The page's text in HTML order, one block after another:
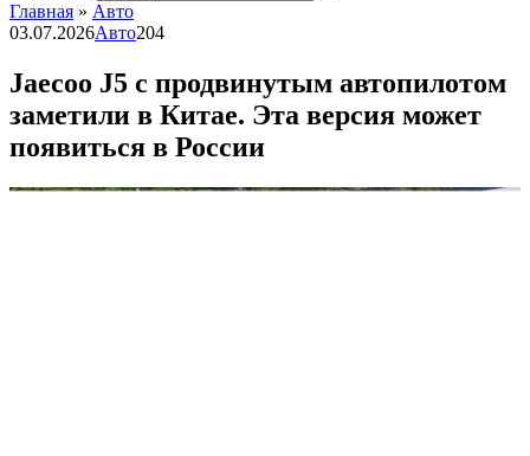
Главная » Авто
03.07.2026Авто204
Jaecoo J5 с продвинутым автопилотом
заметили в Китае. Эта версия может
появиться в России